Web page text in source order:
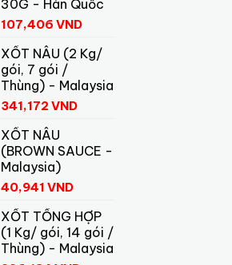
30G - Hàn Quốc
107,406 VND
XỐT NÂU (2 Kg/
gói, 7 gói /
Thùng) - Malaysia
341,172 VND
XỐT NÂU
(BROWN SAUCE -
Malaysia)
40,941 VND
XỐT TỔNG HỢP
(1 Kg/ gói, 14 gói /
Thùng) - Malaysia